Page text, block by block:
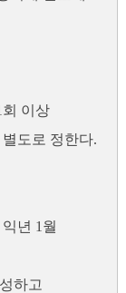
이상
도로 정한다.
년 1월
하고